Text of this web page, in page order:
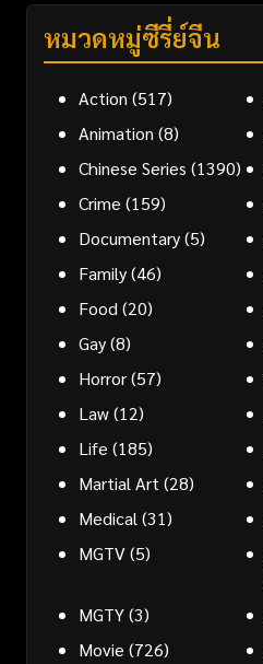
หมวดหมู่ซีรี่ย์จีน
Action (517)
Animation (8)
Chinese Series (1390)
Crime (159)
Documentary(5)
Family(46)
Food(20)
Gay(8)
Horror(57)
Law(12)
Life (185)
Martial Art(28)
Medical(31)
MGTV(5)
MGTY(3)
Movie (726)